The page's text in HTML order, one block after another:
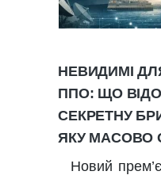
НЕВИДИМІ
ППО: ЩО
СЕКРЕТНУ
ЯКУ МАСОВО
Новий